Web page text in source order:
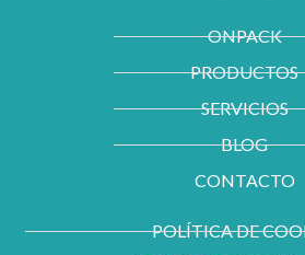
s
a
r
m
n
e
i
-
i
ONPACK
PRODUCTOS
SERVICIOS
BLOG
CONTACTO
POLÍTICA DE